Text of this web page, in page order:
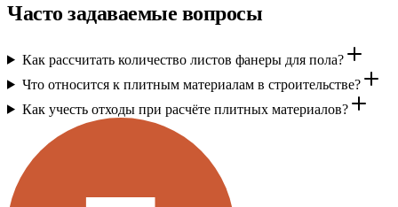
Часто задаваемые вопросы
Как рассчитать количество листов фанеры для пола?
Что относится к плитным материалам в строительстве?
Как учесть отходы при расчёте плитных материалов?